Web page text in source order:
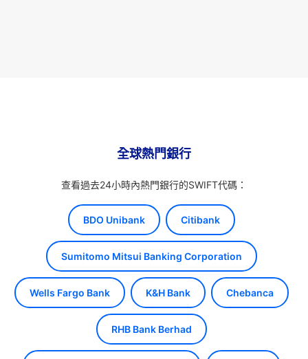
全球熱門銀行
查看過去24小時內熱門銀行的SWIFT代碼：
BDO Unibank Citibank
Sumitomo Mitsui Banking Corporation
Wells Fargo Bank K&H Bank Chebanca
RHB Bank Berhad